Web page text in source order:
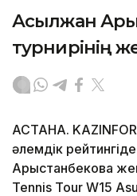
Асылжан
турнирінің
АСТАНА.
әлемдік
Арыстанбекова
Tennis Tour W15